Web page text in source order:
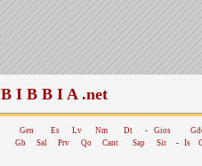
B I B B I A .net
Gen Es Lv Nm Dt - Gios
Gb Sal Prv Qo Cant Sap Sir - Is